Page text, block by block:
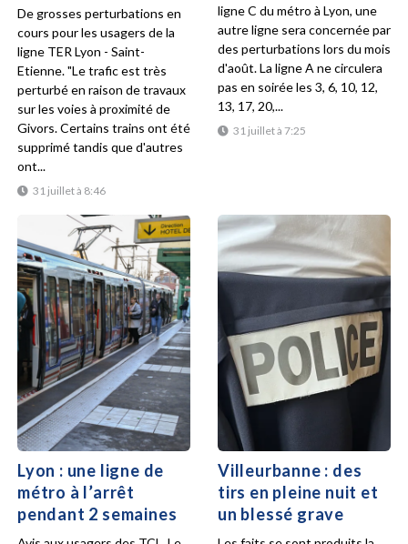
31 juillet à 8:46
De grosses perturbations en
cours pour les usagers de la
ligne TER Lyon - Saint-
Etienne. "Le trafic est très
perturbé en raison de travaux
sur les voies à proximité de
Givors. Certains trains ont été
supprimé tandis que d'autres
ont...
31 juillet à 7:25
ligne C du métro à Lyon, une
autre ligne sera concernée par
des perturbations lors du mois
d'août. La ligne A ne circulera
pas en soirée les 3, 6, 10, 12,
13, 17, 20,...
Lyon : une ligne de
métro à l’arrêt
pendant 2 semaines
Villeurbanne : des
tirs en pleine nuit et
un blessé grave